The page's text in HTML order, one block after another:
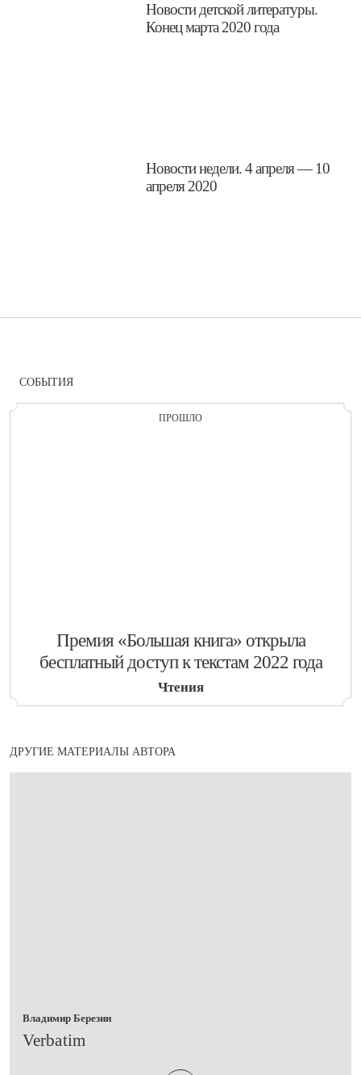
​Новости детской литературы.
Конец марта 2020 года
​Новости недели. 4 апреля — 10
апреля 2020
СОБЫТИЯ
ПРОШЛО
​Премия «Большая книга» открыла
бесплатный доступ к текстам 2022 года
Чтения
ДРУГИЕ МАТЕРИАЛЫ АВТОРА
Владимир Березин
Verbatim